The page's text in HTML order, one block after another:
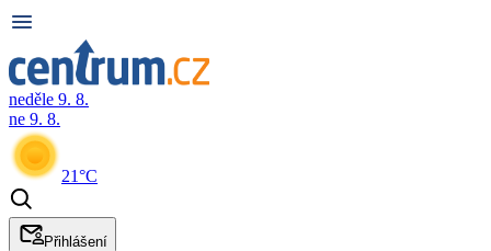
neděle 9. 8.
ne 9. 8.
21°C
Přihlášení